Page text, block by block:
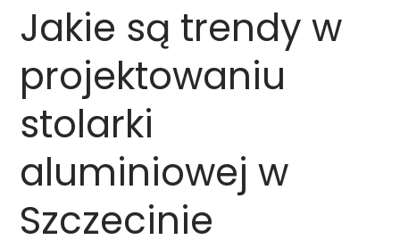
Jakie są trendy w
projektowaniu
stolarki
aluminiowej w
Szczecinie